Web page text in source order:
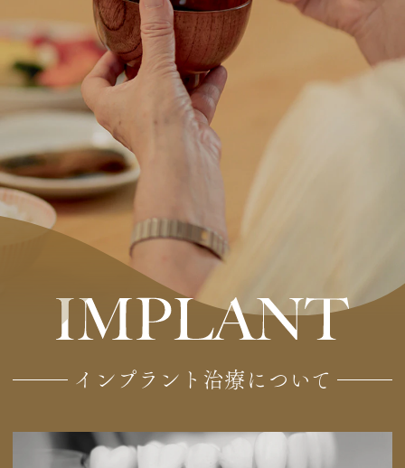
インプラント治療について